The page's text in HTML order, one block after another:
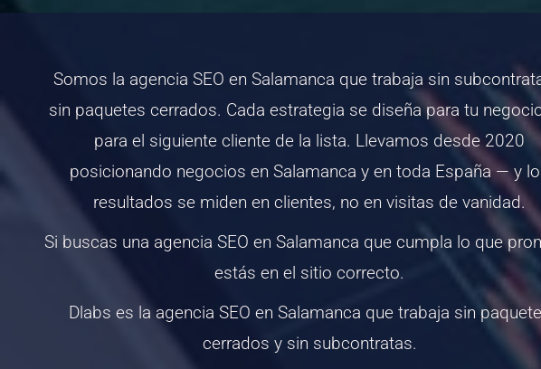
Somos la agencia SEO en Salamanca que trabaja sin
sin paquetes cerrados. Cada estrategia se diseña para tu
para el siguiente cliente de la lista. Llevamos desde 2020
posicionando negocios en Salamanca y en toda España — y
resultados se miden en clientes, no en visitas de vanidad.
Si buscas una agencia SEO en Salamanca que cumpla lo que
estás en el sitio correcto.
Dlabs es la agencia SEO en Salamanca que trabaja sin
cerrados y sin subcontratas.